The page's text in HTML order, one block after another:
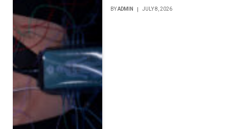
BYADMIN JULY 8, 2026